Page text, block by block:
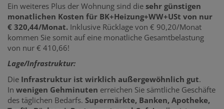
Ein weiteres Plus der Wohnung sind die sehr günstigen
monatlichen Kosten für BK+Heizung+WW+USt von nur
€ 320,44/Monat. Inklusive Rücklage von € 90,20/Monat
kommen Sie somit auf eine monatliche Gesamtbelastung
von nur € 410,66!
Lage/Infrastruktur:
Die Infrastruktur ist wirklich außergewöhnlich gut.
In wenigen Gehminuten erreichen Sie sämtliche Geschäfte
des täglichen Bedarfs. Supermärkte, Banken, Apotheke,